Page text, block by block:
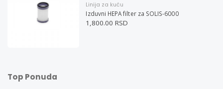
Linija za kuću
Izduvni HEPA filter za SOLIS-6000
1,800.00 RSD
Top Ponuda